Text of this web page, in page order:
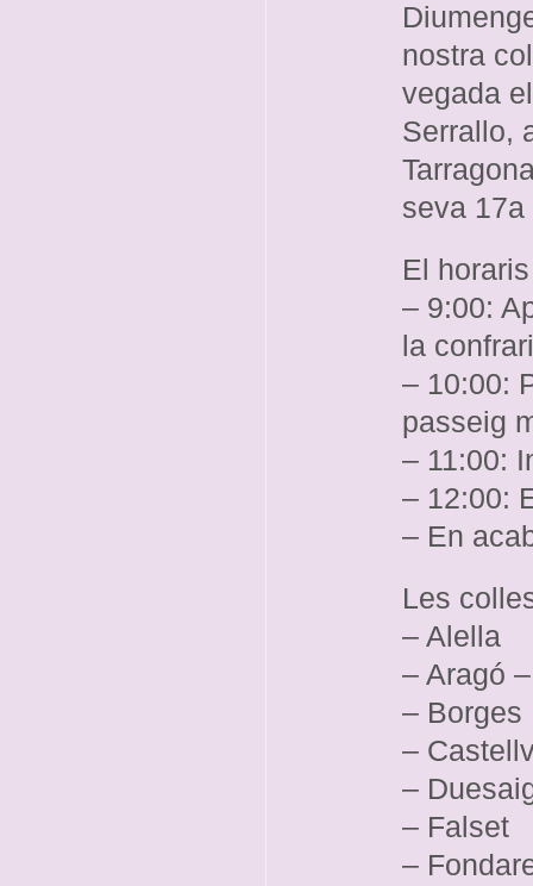
nostra
vegada
Serrallo,
seva
El
– 9:00:
la
– 10:00:
passeig
– 11:00:
– 12:00:
– En
Les
– Alella
– Aragó
– Borges
–
–
– Falset
–